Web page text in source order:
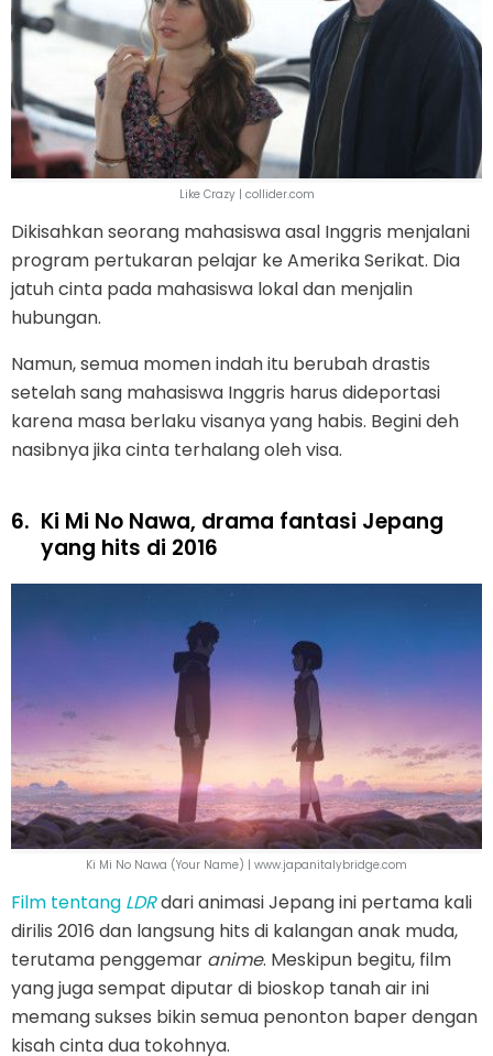
Like Crazy | collider.com
Dikisahkan seorang mahasiswa asal Inggris menjalani
program pertukaran pelajar ke Amerika Serikat. Dia
jatuh cinta pada mahasiswa lokal dan menjalin
hubungan.
Namun, semua momen indah itu berubah drastis
setelah sang mahasiswa Inggris harus dideportasi
karena masa berlaku visanya yang habis. Begini deh
nasibnya jika cinta terhalang oleh visa.
6. Ki Mi No Nawa, drama fantasi Jepang
yang hits di 2016
Ki Mi No Nawa (Your Name) | www.japanitalybridge.com
Film tentang LDRdari animasi Jepang ini pertama kali
dirilis 2016 dan langsung hits di kalangan anak muda,
terutama penggemar anime. Meskipun begitu, film
yang juga sempat diputar di bioskop tanah air ini
memang sukses bikin semua penonton baper dengan
kisah cinta dua tokohnya.